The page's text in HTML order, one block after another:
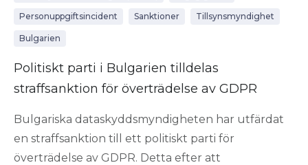
Personuppgiftsincident Sanktioner Tillsynsmyndighet
Bulgarien
Politiskt parti i Bulgarien tilldelas
straffsanktion för överträdelse av GDPR
Bulgariska dataskyddsmyndigheten har utfärdat
en straffsanktion till ett politiskt parti för
överträdelse av GDPR. Detta efter att